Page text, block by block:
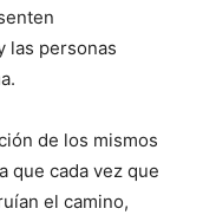
las personas
de los mismos
que cada vez que
el camino,